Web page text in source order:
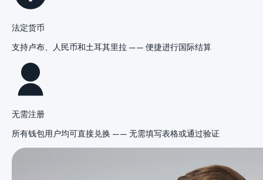
法定货币
支持卢布、人民币和土耳其里拉 —— 便捷进行国际结算
无需注册
所有钱包用户均可直接兑换 —— 无需填写表格或通过验证